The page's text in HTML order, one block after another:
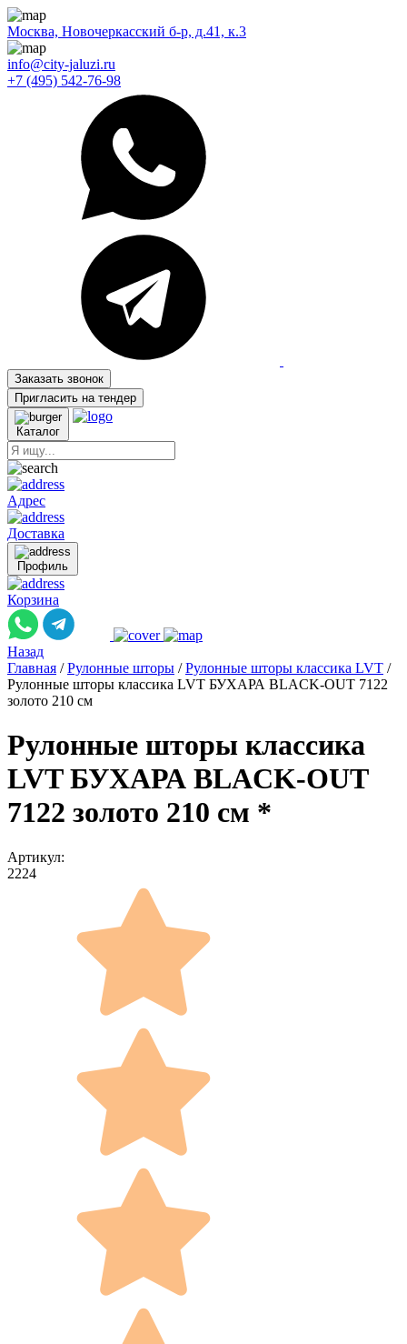
Москва, Новочеркасский б-р, д.41, к.3
info@city-jaluzi.ru
+7 (495) 542-76-98
Заказать звонок
Пригласить на тендер
Каталог
Адрес
Доставка
Профиль
Корзина
Назад
Главная / Рулонные шторы / Рулонные шторы классика LVT /
Рулонные шторы классика LVT БУХАРА BLACK-OUT 7122
золото 210 см
Рулонные шторы классика
LVT БУХАРА BLACK-OUT
7122 золото 210 см *
Артикул:
2224